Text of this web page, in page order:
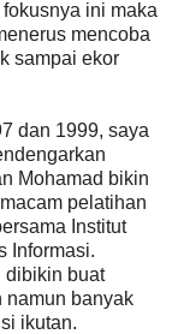
ini maka
mencoba
sampai ekor
dan 1999, saya
Mohamad bikin
pelatihan
Institut
Informasi.
dibikin buat
namun banyak
ikutan.